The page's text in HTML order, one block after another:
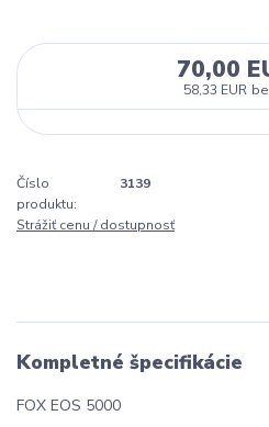
70,00
58,33 EUR
Číslo
produktu:
3139
Strážiť cenu / dostupnosť
Kompletné špecifikácie
FOX EOS 5000